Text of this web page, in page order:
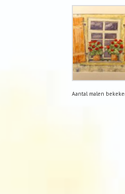
Aantal malen